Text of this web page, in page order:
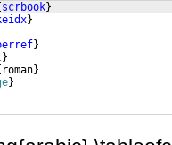
scrbook}
}
}
}
roman}
}